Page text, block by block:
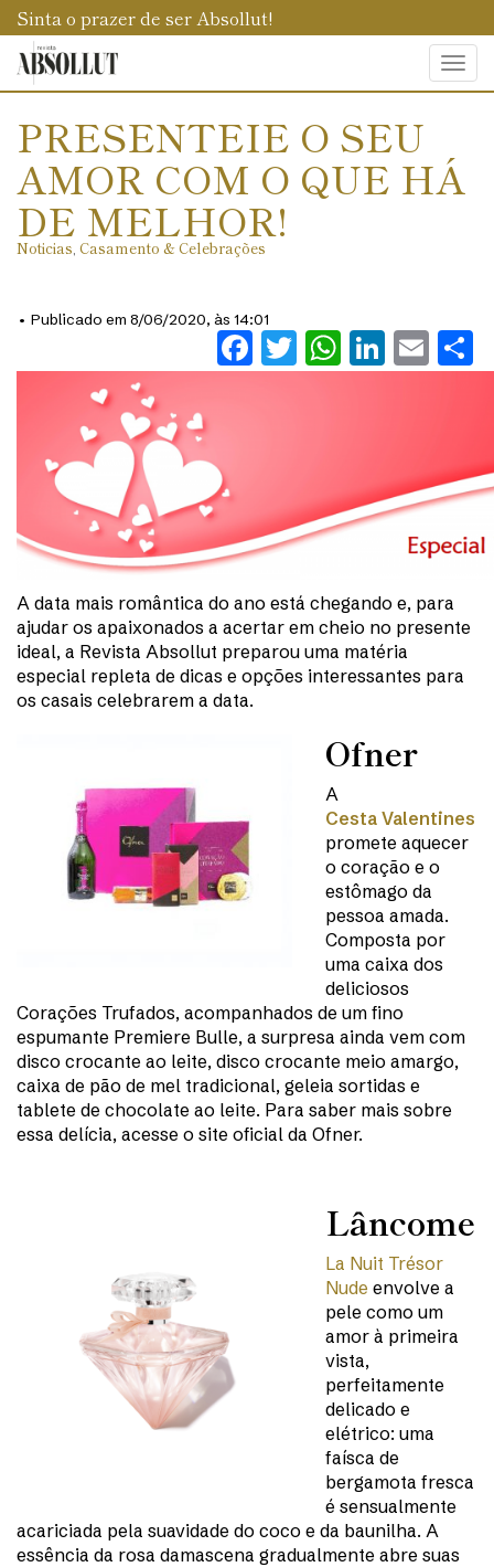
Sinta o prazer de ser Absollut!
PRESENTEIE O SEU
AMOR COM O QUE HÁ
DE MELHOR!
Noticias, Casamento & Celebrações
• Publicado em 8/06/2020, às 14:01
Facebook
Twitter
A data mais romântica do ano está chegando e, para
ajudar os apaixonados a acertar em cheio no presente
ideal, a Revista Absollut preparou uma matéria
especial repleta de dicas e opções interessantes para
os casais celebrarem a data.
Ofner
A
Cesta Valentines
promete aquecer
o coração e o
estômago da
pessoa amada.
Composta por
uma caixa dos
deliciosos
Corações Trufados, acompanhados de um fino
espumante Premiere Bulle, a surpresa ainda vem com
disco crocante ao leite, disco crocante meio amargo,
caixa de pão de mel tradicional, geleia sortidas e
tablete de chocolate ao leite. Para saber mais sobre
essa delícia, acesse o site oficial da Ofner.
Lâncome
La Nuit Trésor
Nude envolve a
pele como um
amor à primeira
vista,
perfeitamente
delicado e
elétrico: uma
faísca de
bergamota fresca
é sensualmente
acariciada pela suavidade do coco e da baunilha. A
essência da rosa damascena gradualmente abre suas